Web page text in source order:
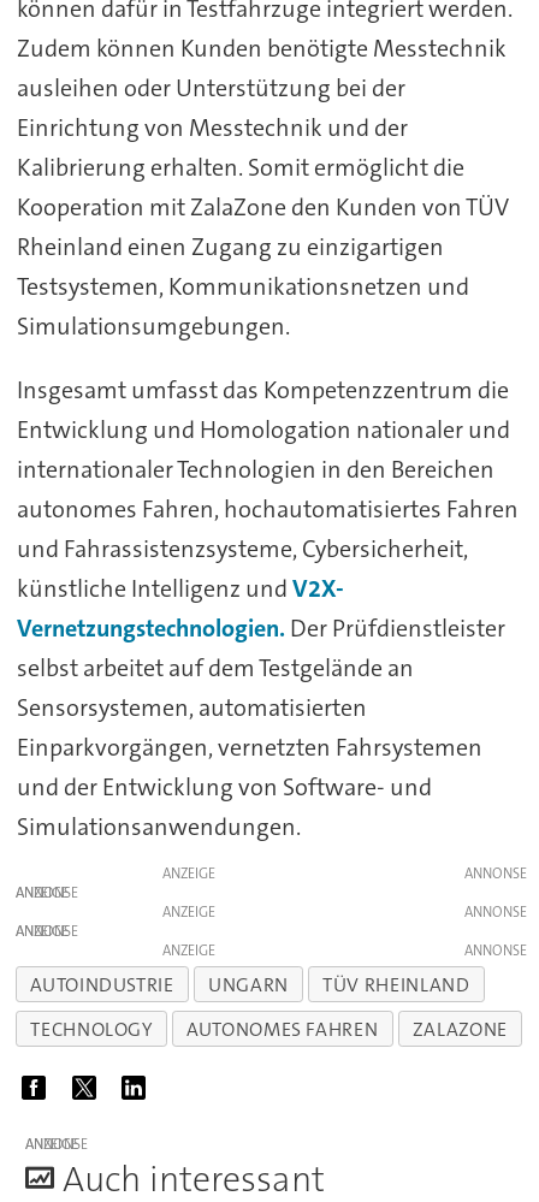
können dafür in Testfahrzuge integriert werden.
Zudem können Kunden benötigte Messtechnik
ausleihen oder Unterstützung bei der
Einrichtung von Messtechnik und der
Kalibrierung erhalten. Somit ermöglicht die
Kooperation mit ZalaZone den Kunden von TÜV
Rheinland einen Zugang zu einzigartigen
Testsystemen, Kommunikationsnetzen und
Simulationsumgebungen.
Insgesamt umfasst das Kompetenzzentrum die
Entwicklung und Homologation nationaler und
internationaler Technologien in den Bereichen
autonomes Fahren, hochautomatisiertes Fahren
und Fahrassistenzsysteme, Cybersicherheit,
künstliche Intelligenz undV2X-
Vernetzungstechnologien.Der Prüfdienstleister
selbst arbeitet auf dem Testgelände an
Sensorsystemen, automatisierten
Einparkvorgängen, vernetzten Fahrsystemen
und der Entwicklung von Software- und
Simulationsanwendungen.
ANZEIGE
ANZEIGE
ANZEIGE
ANZEIGE
ANZEIGE
AUTOINDUSTRIE UNGARN
TÜV RHEINLAND
TECHNOLOGY
AUTONOMES FAHREN ZALAZONE
ANZEIGE
Auch interessant